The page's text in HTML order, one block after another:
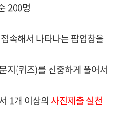
200명
속해서 나타나는 팝업창을
지(퀴즈)를 신중하게 풀어서
1개 이상의 사진제출 실천